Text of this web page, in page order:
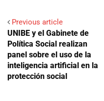
Previous article
UNIBE y el Gabinete de
Política Social realizan
panel sobre el uso de la
inteligencia artificial en la
protección social